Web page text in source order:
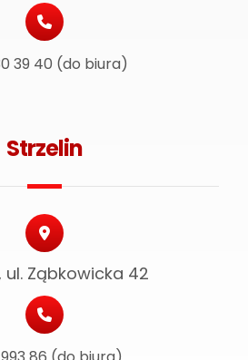
39 40 (do biura)
Strzelin
ul. Ząbkowicka 42